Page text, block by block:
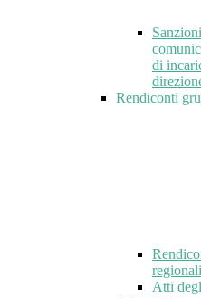
di
Rendiconti
Atti